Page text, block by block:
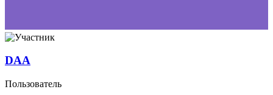
DAA
Пользователь